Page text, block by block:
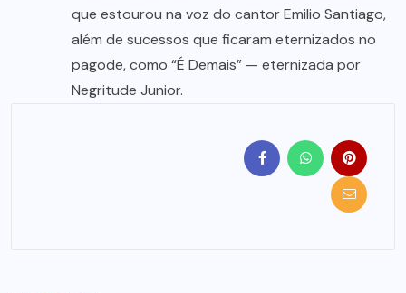
que estourou na voz do cantor Emilio Santiago,
além de sucessos que ficaram eternizados no
pagode, como “É Demais” — eternizada por
Negritude Junior.